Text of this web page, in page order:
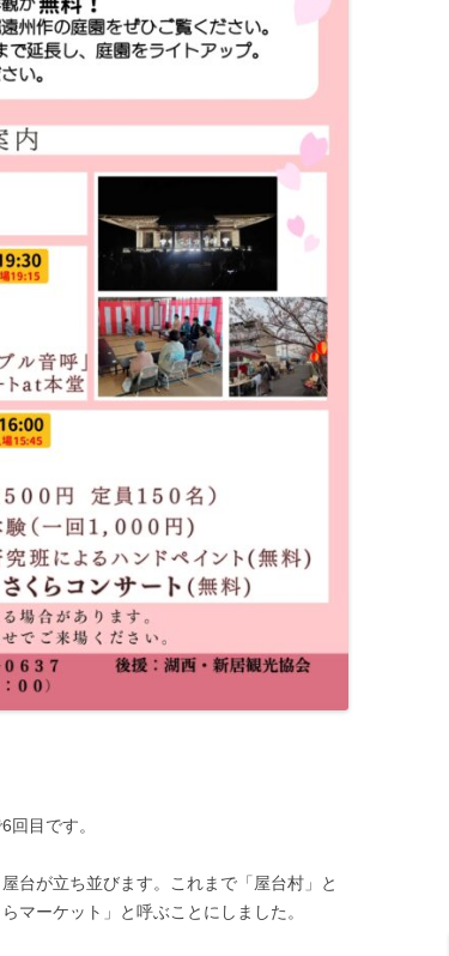
目です。
台が立ち並びます。これまで「屋台村」と
マーケット」と呼ぶことにしました。